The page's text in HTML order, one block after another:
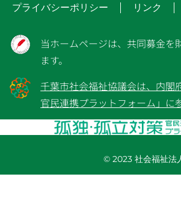
プライバシーポリシー リンク
当ホームページは、共同募金を
ます。
千葉市社会福祉協議会は、内閣
官民連携プラットフォーム」に
© 2023 社会福祉法